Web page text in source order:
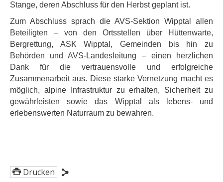
Stange, deren Abschluss für den Herbst geplant ist.
Zum Abschluss sprach die AVS-Sektion Wipptal allen
Beteiligten – von den Ortsstellen über Hüttenwarte,
Bergrettung, ASK Wipptal, Gemeinden bis hin zu
Behörden und AVS-Landesleitung – einen herzlichen
Dank für die vertrauensvolle und erfolgreiche
Zusammenarbeit aus. Diese starke Vernetzung macht es
möglich, alpine Infrastruktur zu erhalten, Sicherheit zu
gewährleisten sowie das Wipptal als lebens- und
erlebenswerten Naturraum zu bewahren.
Drucken